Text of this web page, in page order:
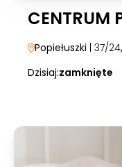
CENTRUM
Popiełuszki | 37/24
Dzisiaj:zamknięte